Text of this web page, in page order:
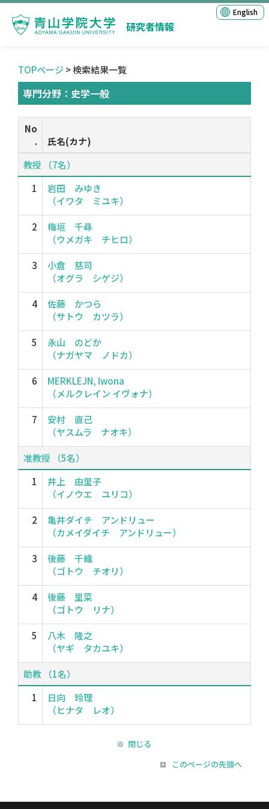
研究者情報
English
TOPページ > 検索結果一覧
専門分野：史学一般
No
.
氏名(カナ)
教授 （7名）
1
岩田 みゆき
（イワタ ミユキ）
2
梅垣 千尋
（ウメガキ チヒロ）
3
小倉 慈司
（オグラ シゲジ）
4
佐藤 かつら
（サトウ カツラ）
5
永山 のどか
（ナガヤマ ノドカ）
6
MERKLEJN, Iwona
（メルクレイン イヴォナ）
7
安村 直己
（ヤスムラ ナオキ）
准教授 （5名）
1
井上 由里子
（イノウエ ユリコ）
2
亀井ダイチ アンドリュー
（カメイダイチ アンドリュー）
3
後藤 千織
（ゴトウ チオリ）
4
後藤 里菜
（ゴトウ リナ）
5
八木 隆之
（ヤギ タカユキ）
助教 （1名）
1
日向 玲理
（ヒナタ レオ）
閉じる
このページの先頭へ